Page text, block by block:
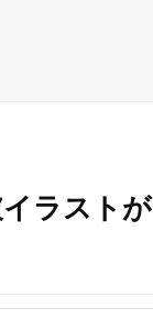
ラストが